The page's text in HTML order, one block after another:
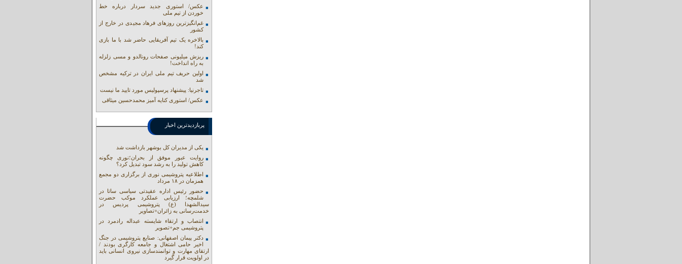
عکس/ استوری جدید سردار درباره خط
خوردن از تیم ملی
غم‌انگیزترین روزهای فرهاد مجیدی در خارج از
کشور
بالاخره یک تیم آفریقایی حاضر شد با ما بازی
کند!
ریزش میلیونی صفحات رونالدو و مسی زلزله
به راه انداخت!
اولین حریف تیم ملی ایران در ترکیه مشخص
شد
تاجرنیا: پیشنهاد پرسپولیس مورد تایید ما نیست
عکس/ استوری کنایه آمیز محمدحسین میثاقی
پربازدیدترین اخبار
یکی از مدیران کل بوشهر بازداشت شد
روایت عبور موفق از بحران؛نوری چگونه
کاهش تولید را به رشد سود تبدیل کرد؟
اطلاعیه پتروشیمی نوری از برگزاری دو مجمع
همزمان در ۱۸ مرداد
حضور رئیس اداره عقیدتی سیاسی ساتا در
شلمچه؛ ارزیابی عملکرد موکب حضرت
سیدالشهدا (ع) پتروشیمی پردیس در
خدمت‌رسانی به زائران+تصاویر
انتصاب و ارتقاء شایسته عبداله رادمرد در
پتروشیمی جم+تصویر
دکتر پیمان اصفهانی: صنایع پتروشیمی در جنگ
اخیر حامی اشتغال و جامعه کارگری بودند /
ارتقای مهارت و توانمندسازی نیروی انسانی باید
در اولویت قرار گیرد